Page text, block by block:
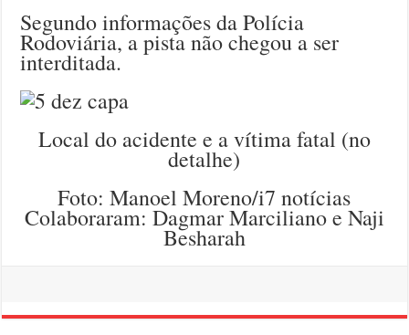
Segundo informações da Polícia
Rodoviária, a pista não chegou a ser
interditada.
Local do acidente e a vítima fatal (no
detalhe)
Foto: Manoel Moreno/i7 notícias
Colaboraram: Dagmar Marciliano e Naji
Besharah